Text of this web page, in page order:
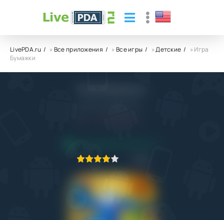
LivePDA.ru »Все приложения »Все игры »Детские
» Игра
Бумажки